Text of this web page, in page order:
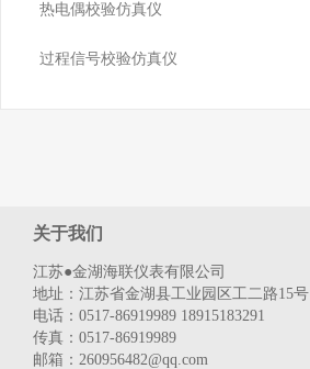
热电偶校验仿真仪
过程信号校验仿真仪
关于我们
江苏●金湖海联仪表有限公司
地址：江苏省金湖县工业园区工二路15号
电话：0517-86919989 18915183291
传真：0517-86919989
邮箱：260956482@qq.com